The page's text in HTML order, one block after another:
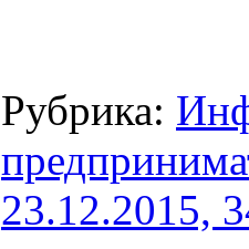
Рубрика:
23.12.2015,